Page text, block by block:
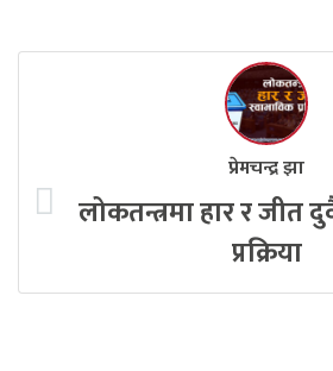
प्रेमचन्द्र झा
लोकतन्त्रमा हार र जीत
प्रक्रिया